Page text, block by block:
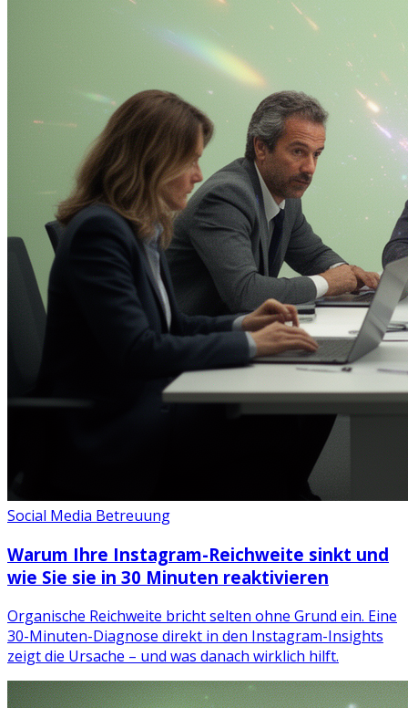
Social Media Betreuung
Warum Ihre Instagram-Reichweite sinkt und
wie Sie sie in 30 Minuten reaktivieren
Organische Reichweite bricht selten ohne Grund ein. Eine
30-Minuten-Diagnose direkt in den Instagram-Insights
zeigt die Ursache – und was danach wirklich hilft.